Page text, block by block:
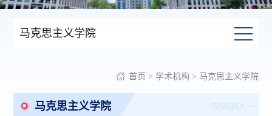
马克思主义学院
首页 > 学术机构 > 马克思主义学院
马克思主义学院